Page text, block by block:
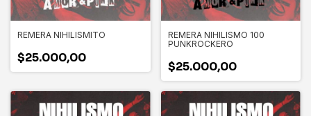
REMERA NIHILISMITO
$25.000,00
REMERA NIHILISMO 100
PUNKROCKERO
$25.000,00